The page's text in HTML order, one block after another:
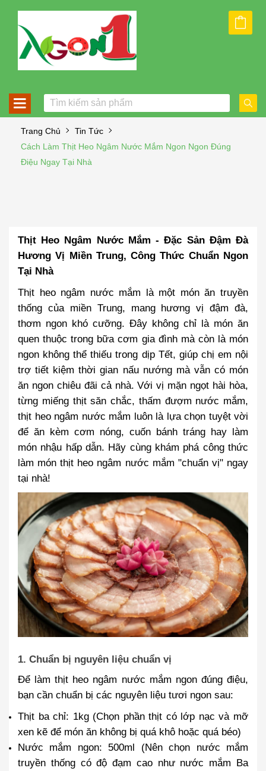
Trang Chủ
Tin Tức
Cách Làm Thịt Heo Ngâm Nước Mắm Ngon Ngon Đúng
Điệu Ngay Tại Nhà
Thịt Heo Ngâm Nước Mắm - Đặc Sản Đậm Đà
Hương Vị Miền Trung, Công Thức Chuẩn Ngon
Tại Nhà
Thịt heo ngâm nước mắm là một món ăn truyền
thống của miền Trung, mang hương vị đậm đà,
thơm ngon khó cưỡng. Đây không chỉ là món ăn
quen thuộc trong bữa cơm gia đình mà còn là món
ngon không thể thiếu trong dịp Tết, giúp chị em nội
trợ tiết kiệm thời gian nấu nướng mà vẫn có món
ăn ngon chiêu đãi cả nhà. Với vị mặn ngọt hài hòa,
từng miếng thịt săn chắc, thấm đượm nước mắm,
thịt heo ngâm nước mắm luôn là lựa chọn tuyệt vời
để ăn kèm cơm nóng, cuốn bánh tráng hay làm
món nhậu hấp dẫn. Hãy cùng khám phá công thức
làm món thịt heo ngâm nước mắm "chuẩn vị" ngay
tại nhà!
1. Chuẩn bị nguyên liệu chuẩn vị
Để làm thịt heo ngâm nước mắm ngon đúng điệu,
bạn cần chuẩn bị các nguyên liệu tươi ngon sau:
Thịt ba chỉ: 1kg (Chọn phần thịt có lớp nạc và mỡ
xen kẽ để món ăn không bị quá khô hoặc quá béo)
Nước mắm ngon: 500ml (Nên chọn nước mắm
truyền thống có độ đạm cao như nước mắm Ba